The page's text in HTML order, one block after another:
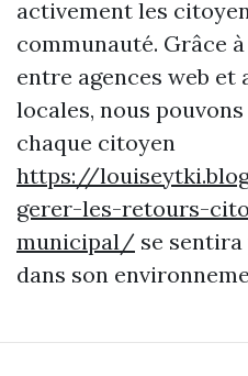
activement les
communauté. Grâce
entre agences web
locales, nous
chaque citoyen
https://
gerer-les-retours-
municipal/ se
dans son